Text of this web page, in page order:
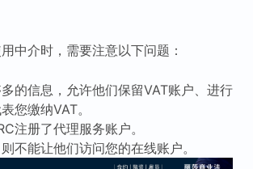
中介时，需要注意以下问题：
的信息，允许他们保留VAT账户、进行
您缴纳VAT。
注册了代理服务账户。
不能让他们访问您的在线账户。